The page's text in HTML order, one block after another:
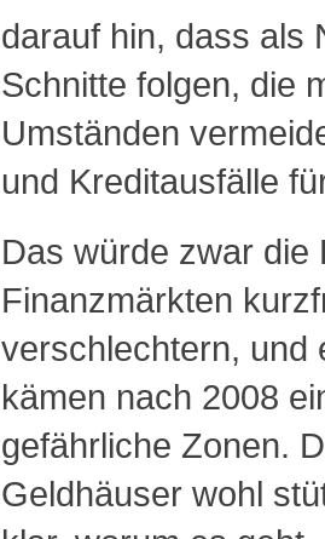
darauf hin, dass als
Schnitte folgen, die
Umständen
und Kreditausfälle
Das würde zwar die
Finanzmärkten
verschlechtern, und
kämen nach 2008
gefährliche Zonen.
Geldhäuser wohl